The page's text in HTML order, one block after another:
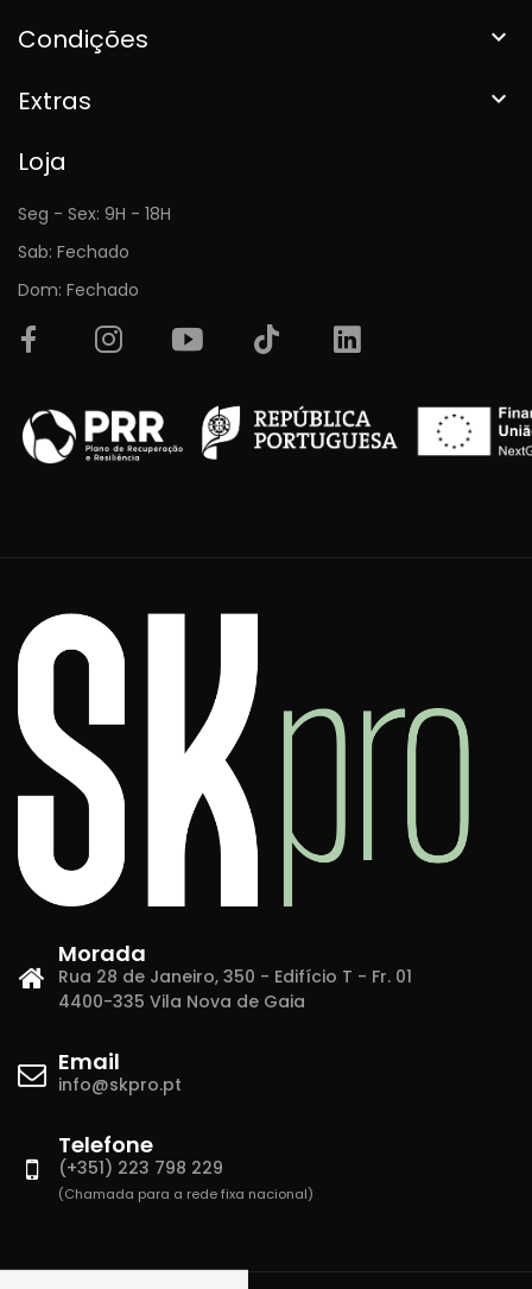
Condições 
Extras 
Loja
Seg - Sex: 9H - 18H
Sab: Fechado
Dom: Fechado
Morada
Rua 28 de Janeiro, 350 - Edifício T - Fr. 01
4400-335 Vila Nova de Gaia
Email
info@skpro.pt
Telefone
(+351) 223 798 229
(Chamada para a rede fixa nacional)